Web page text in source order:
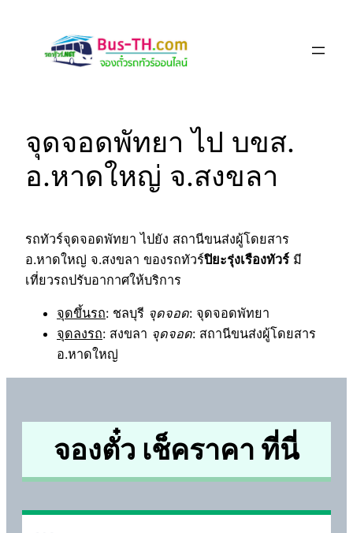
content
จุดจอดพัทยา ไป บขส.
อ.หาดใหญ่ จ.สงขลา
รถทัวร์จุดจอดพัทยา ไปยัง สถานีขนส่งผู้โดยสาร
อ.หาดใหญ่ จ.สงขลา ของรถทัวร์ปิยะรุ่งเรืองทัวร์ มี
เที่ยวรถปรับอากาศให้บริการ
จุดขึ้นรถ: ชลบุรี จุดจอด: จุดจอดพัทยา
จุดลงรถ: สงขลา จุดจอด: สถานีขนส่งผู้โดยสาร
อ.หาดใหญ่
จองตั๋ว เช็คราคา ที่นี่